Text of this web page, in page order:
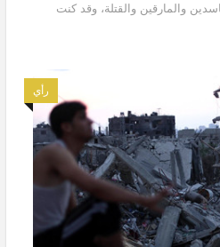
والمارقين والقتلة، وقد كنت
رأي